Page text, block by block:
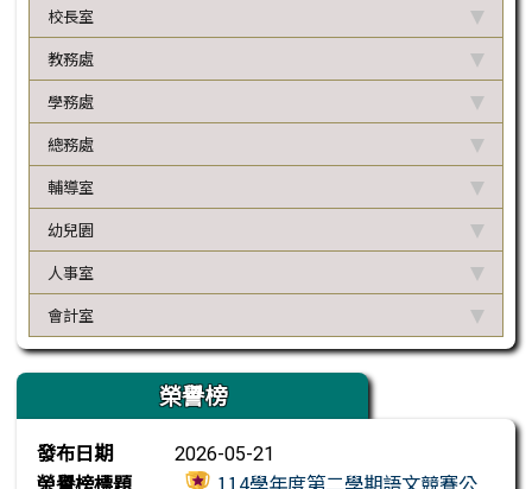
校長室
教務處
學務處
總務處
輔導室
幼兒園
人事室
會計室
榮譽榜
榮譽榜列表
發布日期 2026-05-21
榮譽榜標題
114學年度第二學期語文競賽公